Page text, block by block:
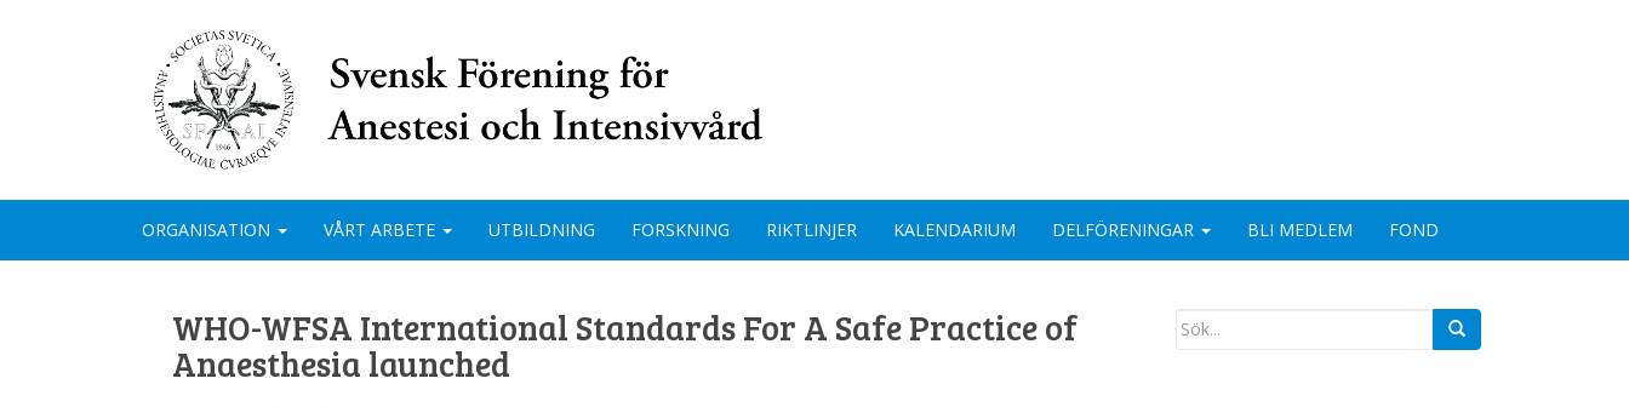
ORGANISATION VÅRT ARBETE UTBILDNING FORSKNING RIKTLINJER KALENDARIUM DELFÖRENINGAR BLI MEDLEM FOND
WHO-WFSA International Standards For A Safe Practice of
Anaesthesia launched